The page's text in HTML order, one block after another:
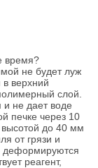
время?
не будет луж
в верхний
слой.
и не дает воде
печке через 10
высотой до 40 мм
от грязи и
деформируются
реагент,